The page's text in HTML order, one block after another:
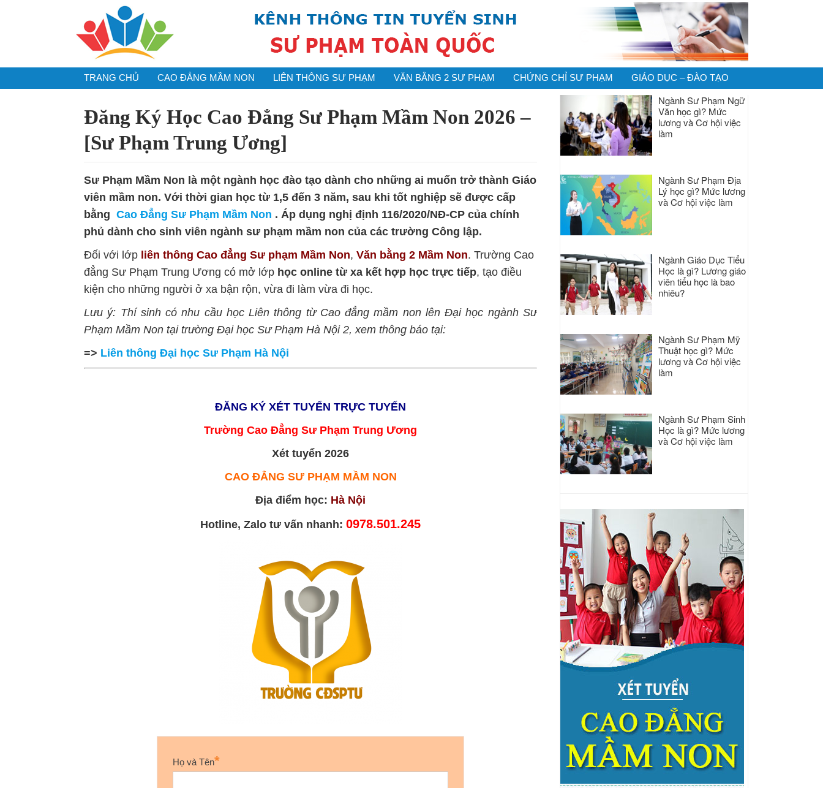
TRANG CHỦ CAO ĐẲNG MẦM NON LIÊN THÔNG SƯ PHẠM VĂN BẰNG 2 SƯ PHẠM CHỨNG CHỈ SƯ PHẠM GIÁO DỤC – ĐÀO TẠO
Đăng Ký Học Cao Đẳng Sư Phạm Mầm Non 2026 –
[Sư Phạm Trung Ương]
Sư Phạm Mầm Non là một ngành học đào tạo dành cho những ai muốn trở thành Giáo
viên mầm non. Với thời gian học từ 1,5 đến 3 năm, sau khi tốt nghiệp sẽ được cấp
bằng Cao Đẳng Sư Phạm Mầm Non . Áp dụng nghị định 116/2020/NĐ-CP của chính
phủ dành cho sinh viên ngành sư phạm mầm non của các trường Công lập.
Đối với lớp liên thông Cao đẳng Sư phạm Mầm Non, Văn bằng 2 Mầm Non. Trường Cao
đẳng Sư Phạm Trung Ương có mở lớp học online từ xa kết hợp học trực tiếp, tạo điều
kiện cho những người ở xa bận rộn, vừa đi làm vừa đi học.
Lưu ý: Thí sinh có nhu cầu học Liên thông từ Cao đẳng mầm non lên Đại học ngành Sư
Phạm Mầm Non tại trường Đại học Sư Phạm Hà Nội 2, xem thông báo tại:
=> Liên thông Đại học Sư Phạm Hà Nội
ĐĂNG KÝ XÉT TUYỂN TRỰC TUYẾN
Trường Cao Đẳng Sư Phạm Trung Ương
Xét tuyển 2026
CAO ĐẲNG SƯ PHẠM MẦM NON
Địa điểm học: Hà Nội
Hotline, Zalo tư vấn nhanh: 0978.501.245
Ngành Sư Phạm Ngữ
Văn học gì? Mức
lương và Cơ hội việc
làm
Ngành Sư Phạm Địa
Lý học gì? Mức lương
và Cơ hội việc làm
Ngành Giáo Dục Tiểu
Học là gì? Lương giáo
viên tiểu học là bao
nhiêu?
Ngành Sư Phạm Mỹ
Thuật học gì? Mức
lương và Cơ hội việc
làm
Ngành Sư Phạm Sinh
Học là gì? Mức lương
và Cơ hội việc làm